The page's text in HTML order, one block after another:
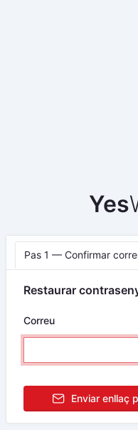
Yes
Pas 1 — Confirmar
Restaurar
Correu
Enviar enllaç